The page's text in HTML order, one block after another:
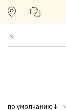
по умолчанию↓